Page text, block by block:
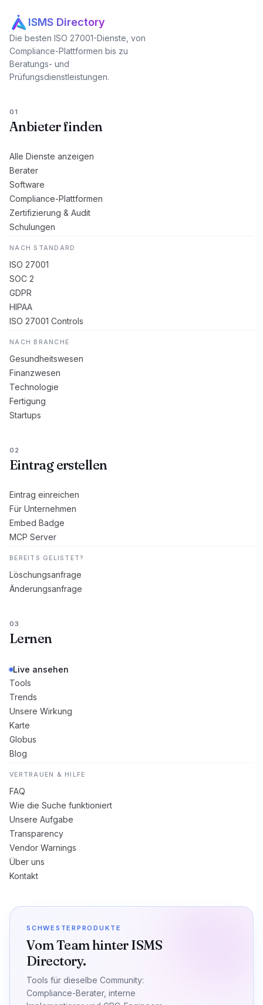
ISMS Directory
Die besten ISO 27001-Dienste, von
Compliance-Plattformen bis zu
Beratungs- und
Prüfungsdienstleistungen.
01
Anbieter finden
Alle Dienste anzeigen
Berater
Software
Compliance-Plattformen
Zertifizierung & Audit
Schulungen
NACH STANDARD
ISO 27001
SOC 2
GDPR
HIPAA
ISO 27001 Controls
NACH BRANCHE
Gesundheitswesen
Finanzwesen
Technologie
Fertigung
Startups
02
Eintrag erstellen
Eintrag einreichen
Für Unternehmen
Embed Badge
MCP Server
BEREITS GELISTET?
Löschungsanfrage
Änderungsanfrage
03
Lernen
Live ansehen
Tools
Trends
Unsere Wirkung
Karte
Globus
Blog
VERTRAUEN & HILFE
FAQ
Wie die Suche funktioniert
Unsere Aufgabe
Transparency
Vendor Warnings
Über uns
Kontakt
SCHWESTERPRODUKTE
Vom Team hinter ISMS
Directory.
Tools für dieselbe Community:
Compliance-Berater, interne